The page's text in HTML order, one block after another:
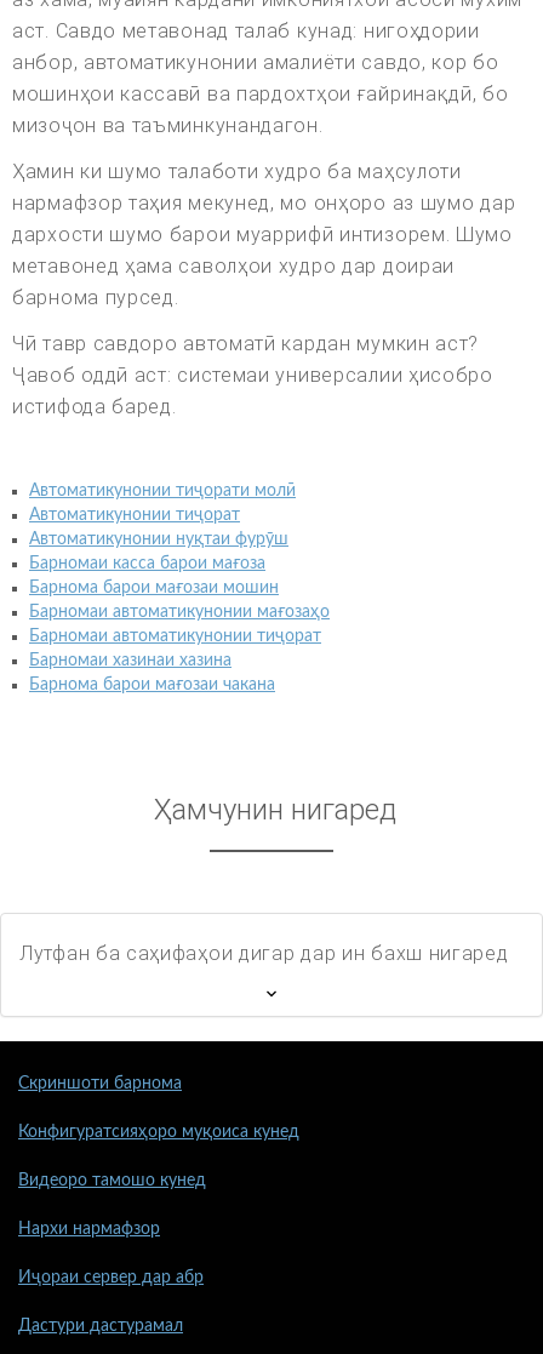
аст. Савдо метавонад талаб кунад: нигоҳдории
анбор, автоматикунонии амалиёти савдо, кор бо
мошинҳои кассавӣ ва пардохтҳои ғайринақдӣ, бо
мизоҷон ва таъминкунандагон.
Ҳамин ки шумо талаботи худро ба маҳсулоти
нармафзор таҳия мекунед, мо онҳоро аз шумо дар
дархости шумо барои муаррифӣ интизорем. Шумо
метавонед ҳама саволҳои худро дар доираи
барнома пурсед.
Чӣ тавр савдоро автоматӣ кардан мумкин аст?
Ҷавоб оддӣ аст: системаи универсалии ҳисобро
истифода баред.
Автоматикунонии тиҷорати молӣ
Автоматикунонии тиҷорат
Автоматикунонии нуқтаи фурӯш
Барномаи касса барои мағоза
Барнома барои мағозаи мошин
Барномаи автоматикунонии мағозаҳо
Барномаи автоматикунонии тиҷорат
Барномаи хазинаи хазина
Барнома барои мағозаи чакана
Ҳамчунин нигаред
Лутфан ба саҳифаҳои дигар дар ин бахш нигаред
Скриншоти барнома
Конфигуратсияҳоро муқоиса кунед
Видеоро тамошо кунед
Нархи нармафзор
Иҷораи сервер дар абр
Дастури дастурамал